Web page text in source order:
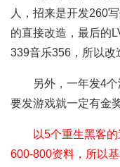
人，招来是开发260
的直接改造，最后的
339音乐356，所以改
另外，一年发4
要发游戏就一定有金
以5个重生黑客
600-800资料，所以